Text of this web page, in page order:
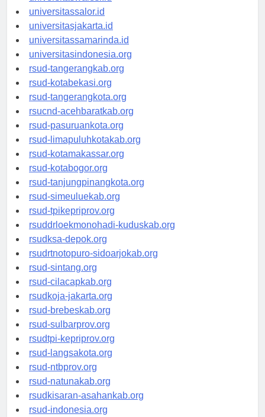
universitaswalesi.id
universitassalor.id
universitasjakarta.id
universitassamarinda.id
universitasindonesia.org
rsud-tangerangkab.org
rsud-kotabekasi.org
rsud-tangerangkota.org
rsucnd-acehbaratkab.org
rsud-pasuruankota.org
rsud-limapuluhkotakab.org
rsud-kotamakassar.org
rsud-kotabogor.org
rsud-tanjungpinangkota.org
rsud-simeuluekab.org
rsud-tpikepriprov.org
rsuddrloekmonohadi-kuduskab.org
rsudksa-depok.org
rsudrtnotopuro-sidoarjokab.org
rsud-sintang.org
rsud-cilacapkab.org
rsudkoja-jakarta.org
rsud-brebeskab.org
rsud-sulbarprov.org
rsudtpi-kepriprov.org
rsud-langsakota.org
rsud-ntbprov.org
rsud-natunakab.org
rsudkisaran-asahankab.org